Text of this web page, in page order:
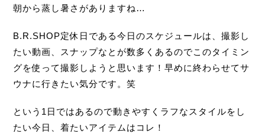
朝から蒸し暑さがありますね…
B.R.SHOP定休日である今日のスケジュールは、撮影し
たい動画、スナップなとが数多くあるのでこのタイミン
グを使って撮影しようと思います！早めに終わらせてサ
ウナに行きたい気分です。笑
という1日ではあるので動きやすくラフなスタイルをし
たい今日、着たいアイテムはコレ！